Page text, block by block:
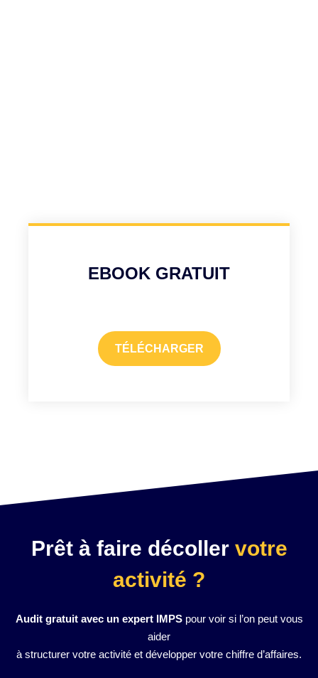
EBOOK GRATUIT
TÉLÉCHARGER
Prêt à faire décoller votre
activité ?
Audit gratuit avec un expert IMPSpour voir si l’on peut vous
aider
à structurer votre activité et développer votre chiffre d’affaires.